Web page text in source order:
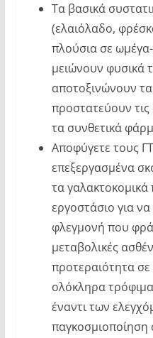
Τα βασικά
(ελαιόλαδο,
πλούσια σε
μειώνουν φυσικά
αποτοξινώνουν
προστατεύουν τις
τα συνθετικά
Αποφύγετε τους
επεξεργασμένα
τα
εργοστάσιο για
φλεγμονή που
μεταβολικές
προτεραιότητα σε
ολόκληρα
έναντι των